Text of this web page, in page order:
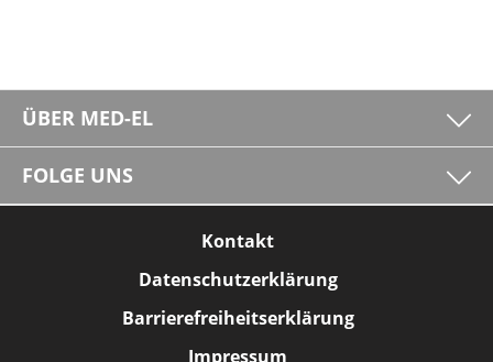
ÜBER MED-EL
FOLGE UNS
Kontakt
Datenschutzerklärung
Barrierefreiheitserklärung
Impressum